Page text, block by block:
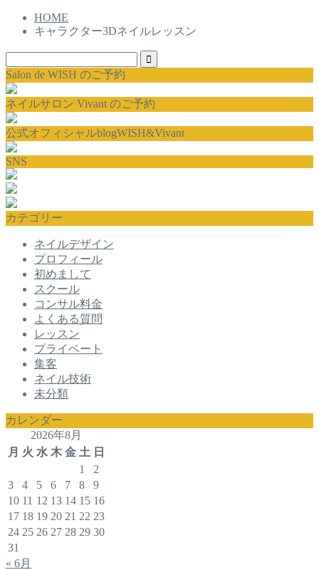
HOME
キャラクター3Dネイルレッスン
Salon de WISH のご予約
ネイルサロン Vivant のご予約
公式オフィシャルblogWISH&Vivant
SNS
カテゴリー
ネイルデザイン
プロフィール
初めまして
スクール
コンサル料金
よくある質問
レッスン
プライベート
集客
ネイル技術
未分類
カレンダー
2026年8月
月 火 水 木 金 土 日
1
2
3
4 5 6 7 8
9
10 11 12 13 14 15 16
17 18 19 20 21 22 23
24 25 26 27 28 29 30
31
« 6月